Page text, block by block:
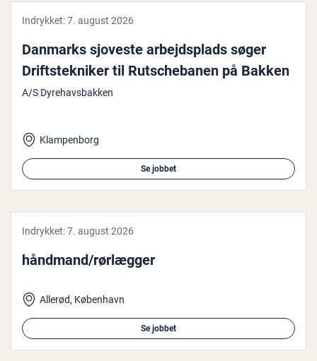
Indrykket:7. august 2026
Danmarks sjoveste ar­bejds­plads søger
Drift­s­tek­ni­ker til Rut­sche­ba­nen på Bakken
A/S Dyrehavsbakken
Klampenborg
Se jobbet
Indrykket:7. august 2026
håndmand/rørlægger
Allerød, København
Se jobbet